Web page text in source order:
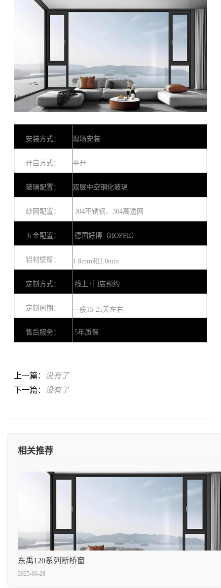
安装方式： 现场安装
开启方式： 平开
玻璃配置： 双层中空钢化玻璃
纱网配置： 304不锈钢、304高透网
五金配置： 德国好博（HOPPE）
铝材壁厚： 1.8mm和2.0mm
定制方式： 线上+门店预约
定制周期： 一般15-25天左右
售后服务： 5年质保
上一篇：
没有了
下一篇：
没有了
相关推荐
东禹120系列断桥窗
2025-06-28